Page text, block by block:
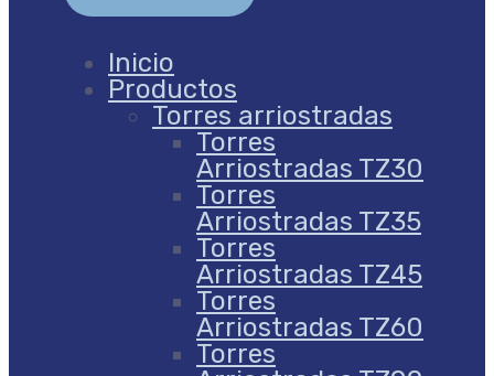
Inicio
Productos
Torres arriostradas
Torres
Arriostradas TZ30
Torres
Arriostradas TZ35
Torres
Arriostradas TZ45
Torres
Arriostradas TZ60
Torres